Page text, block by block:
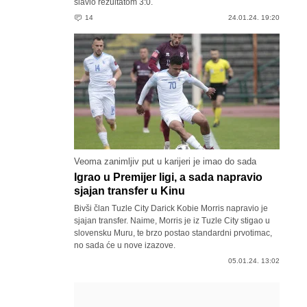
slavio rezultatom 3:0.
14 24.01.24. 19:20
Veoma zanimljiv put u karijeri je imao do sada
Igrao u Premijer ligi, a sada napravio
sjajan transfer u Kinu
Bivši član Tuzle City Darick Kobie Morris napravio je
sjajan transfer. Naime, Morris je iz Tuzle City stigao u
slovensku Muru, te brzo postao standardni prvotimac,
no sada će u nove izazove.
05.01.24. 13:02